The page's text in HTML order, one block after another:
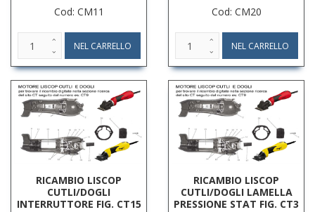
Cod: CM11
Cod: CM20
RICAMBIO LISCOP
CUTLI/DOGLI
INTERRUTTORE FIG. CT15
RICAMBIO LISCOP
CUTLI/DOGLI LAMELLA
PRESSIONE STAT FIG. CT3